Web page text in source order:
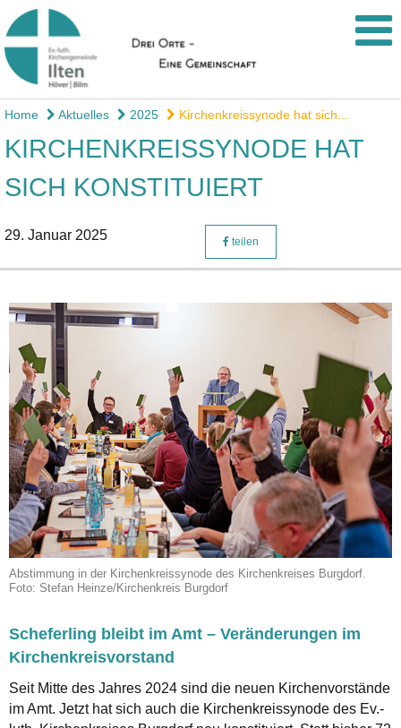
Home Aktuelles 2025 Kirchenkreissynode hat sich...
KIRCHENKREISSYNODE HAT
SICH KONSTITUIERT
29. Januar 2025 teilen
Abstimmung in der Kirchenkreissynode des Kirchenkreises Burgdorf.
Foto: Stefan Heinze/Kirchenkreis Burgdorf
Scheferling bleibt im Amt – Veränderungen im
Kirchenkreisvorstand
Seit Mitte des Jahres 2024 sind die neuen Kirchenvorstände
im Amt. Jetzt hat sich auch die Kirchenkreissynode des Ev.-